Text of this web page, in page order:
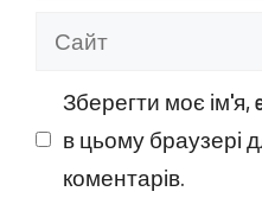
Сайт
Зберегти моє ім'я,
в цьому браузері
коментарів.